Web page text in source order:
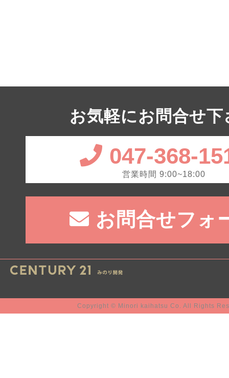
お気軽にお問合せ下
047-368-
営業時間 9:00~18:00
お問合せフォ
Copyright © Minori kaihatsu Co. All Rights